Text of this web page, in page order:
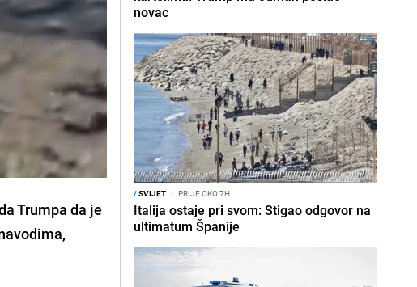
Trumpa da je
novac
/SVIJET I PRIJE OKO 7H
Italija ostaje pri svom: Stigao odgovor na
ultimatum Španije